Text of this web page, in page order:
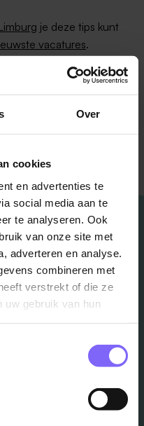
Over
cookies
en advertenties te
social media aan te
te analyseren. Ook
van onze site met
adverteren en analyse.
combineren met
verstrekt of die ze
uw gebruik van hun
je deze tips kunt
vacatures.
je op de hoogte